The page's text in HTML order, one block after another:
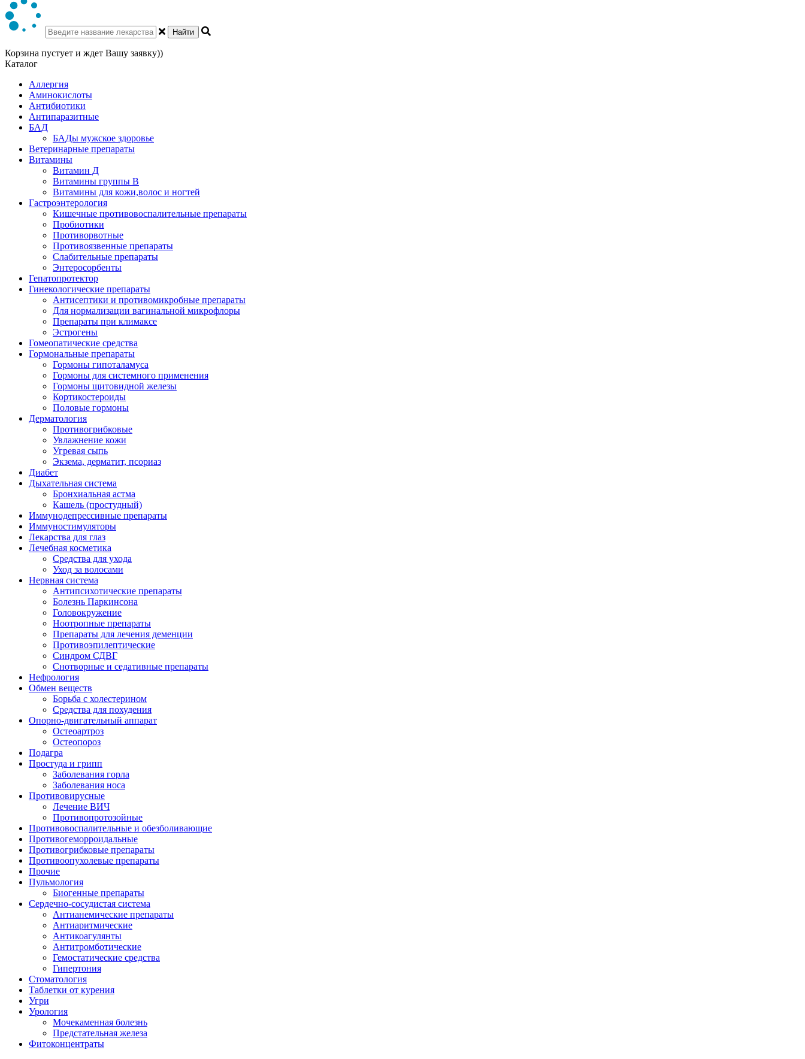
Найти
Корзина пустует и ждет Вашу заявку))
Каталог
Аллергия
Аминокислоты
Антибиотики
Антипаразитные
БАД
БАДы мужское здоровье
Ветеринарные препараты
Витамины
Витамин Д
Витамины группы В
Витамины для кожи,волос и ногтей
Гастроэнтерология
Кишечные противовоспалительные препараты
Пробиотики
Противорвотные
Противоязвенные препараты
Слабительные препараты
Энтеросорбенты
Гепатопротектор
Гинекологические препараты
Антисептики и противомикробные препараты
Для нормализации вагинальной микрофлоры
Препараты при климаксе
Эстрогены
Гомеопатические средства
Гормональные препараты
Гормоны гипоталамуса
Гормоны для системного применения
Гормоны щитовидной железы
Кортикостероиды
Половые гормоны
Дерматология
Противогрибковые
Увлажнение кожи
Угревая сыпь
Экзема, дерматит, псориаз
Диабет
Дыхательная система
Бронхиальная астма
Кашель (простудный)
Иммунодепрессивные препараты
Иммуностимуляторы
Лекарства для глаз
Лечебная косметика
Средства для ухода
Уход за волосами
Нервная система
Антипсихотические препараты
Болезнь Паркинсона
Головокружение
Ноотропные препараты
Препараты для лечения деменции
Противоэпилептические
Синдром СДВГ
Снотворные и седативные препараты
Нефрология
Обмен веществ
Борьба с холестерином
Средства для похудения
Опорно-двигательный аппарат
Остеоартроз
Остеопороз
Подагра
Простуда и грипп
Заболевания горла
Заболевания носа
Противовирусные
Лечение ВИЧ
Противопротозойные
Противовоспалительные и обезболивающие
Противогеморроидальные
Противогрибковые препараты
Противоопухолевые препараты
Прочие
Пульмология
Биогенные препараты
Сердечно-сосудистая система
Антианемические препараты
Антиаритмические
Антикоагулянты
Антитромботические
Гемостатические средства
Гипертония
Стоматология
Таблетки от курения
Угри
Урология
Мочекаменная болезнь
Предстательная железа
Фитоконцентраты